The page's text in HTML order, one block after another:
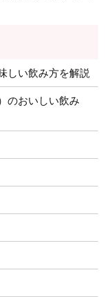
しい飲み方を解説
のおいしい飲み